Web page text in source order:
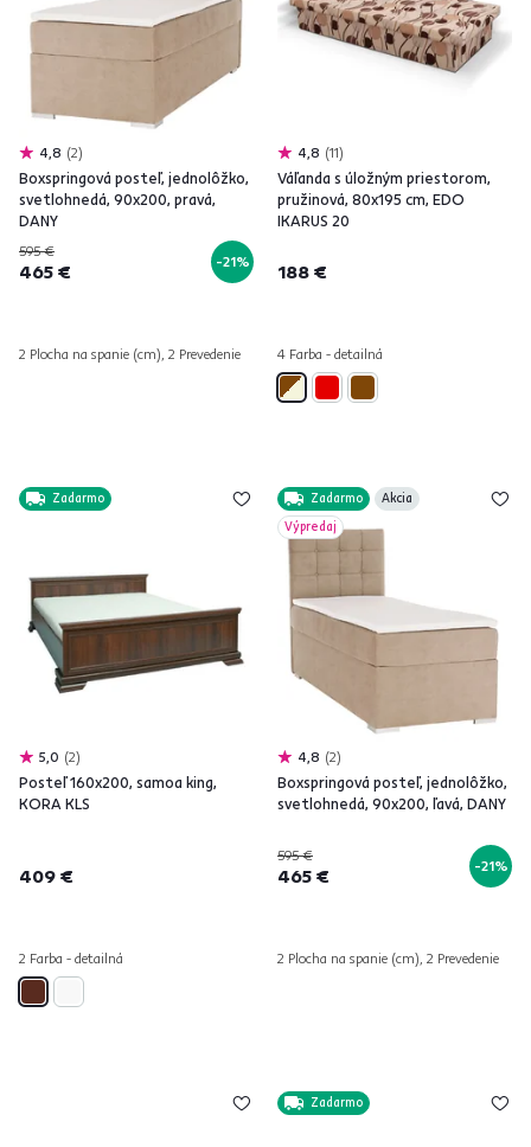
4,8 2
Boxspringová posteľ, jednolôžko,
svetlohnedá, 90x200, pravá,
DANY
595 €
465 € -21%
2 Plocha na spanie (cm), 2 Prevedenie
4,8 11
Váľanda s úložným priestorom,
pružinová, 80x195 cm, EDO
IKARUS 20
188 €
4 Farba - detailná
Zadarmo
5,0 2
Posteľ 160x200, samoa king,
KORA KLS
409 €
2 Farba - detailná
Zadarmo
Akcia
Výpredaj
4,8 2
Boxspringová posteľ, jednolôžko,
svetlohnedá, 90x200, ľavá, DANY
595 €
465 € -21%
2 Plocha na spanie (cm), 2 Prevedenie
Zadarmo